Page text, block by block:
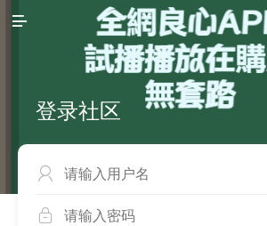

登录社区

